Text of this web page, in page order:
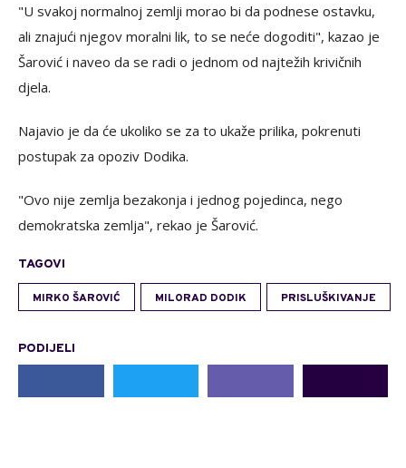
"U svakoj normalnoj zemlji morao bi da podnese ostavku,
ali znajući njegov moralni lik, to se neće dogoditi", kazao je
Šarović i naveo da se radi o jednom od najtežih krivičnih
djela.
Najavio je da će ukoliko se za to ukaže prilika, pokrenuti
postupak za opoziv Dodika.
"Ovo nije zemlja bezakonja i jednog pojedinca, nego
demokratska zemlja", rekao je Šarović.
TAGOVI
MIRKO ŠAROVIĆ MILORAD DODIK PRISLUŠKIVANJE
PODIJELI